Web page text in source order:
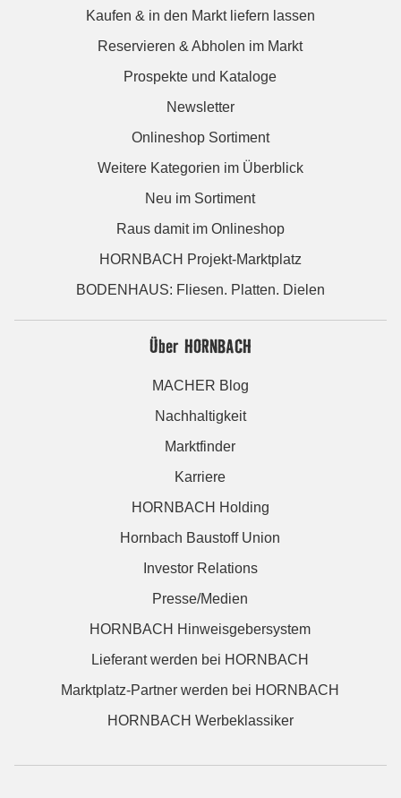
Kaufen & in den Markt liefern lassen
Reservieren & Abholen im Markt
Prospekte und Kataloge
Newsletter
Onlineshop Sortiment
Weitere Kategorien im Überblick
Neu im Sortiment
Raus damit im Onlineshop
HORNBACH Projekt-Marktplatz
BODENHAUS: Fliesen. Platten. Dielen
Über HORNBACH
MACHER Blog
Nachhaltigkeit
Marktfinder
Karriere
HORNBACH Holding
Hornbach Baustoff Union
Investor Relations
Presse/Medien
HORNBACH Hinweisgebersystem
Lieferant werden bei HORNBACH
Marktplatz-Partner werden bei HORNBACH
HORNBACH Werbeklassiker